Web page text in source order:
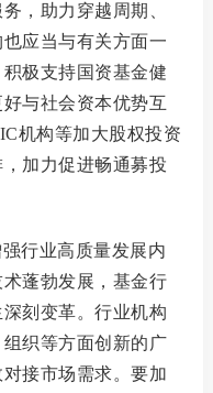
，助力穿越周期、
应当与有关方面一
极支持国资基金健
与社会资本优势互
机构等加大股权投资
加力促进畅通募投
行业高质量发展内
蓬勃发展，基金行
刻变革。行业机构
织等方面创新的广
接市场需求。要加